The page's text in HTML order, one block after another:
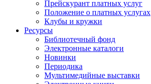
Прейскурант платных услуг
Положение о платных услугах
Клубы и кружки
Ресурсы
Библиотечный фонд
Электронные каталоги
Новинки
Периодика
Мультимедийные выставки